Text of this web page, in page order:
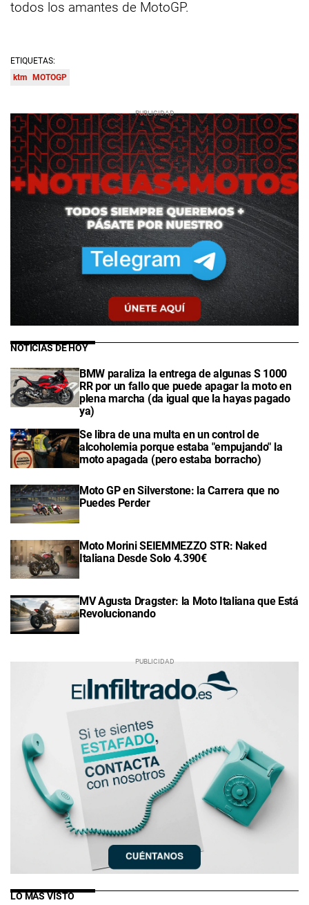
todos los amantes de MotoGP.
ETIQUETAS:
ktm
MOTOGP
NOTICIAS DE HOY
BMW paraliza la entrega de algunas S 1000
RR por un fallo que puede apagar la moto en
plena marcha (da igual que la hayas pagado
ya)
Se libra de una multa en un control de
alcoholemia porque estaba "empujando" la
moto apagada (pero estaba borracho)
Moto GP en Silverstone: la Carrera que no
Puedes Perder
Moto Morini SEIEMMEZZO STR: Naked
Italiana Desde Solo 4.390€
MV Agusta Dragster: la Moto Italiana que Está
Revolucionando
LO MÁS VISTO